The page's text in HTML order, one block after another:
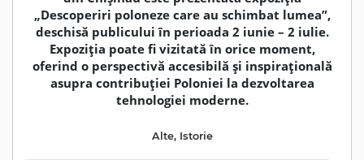
„Descoperiri poloneze care au schimbat lumea”,
deschisă publicului în perioada 2 iunie – 2 iulie.
Expoziția poate fi vizitată în orice moment,
oferind o perspectivă accesibilă și inspirațională
asupra contribuției Poloniei la dezvoltarea
tehnologiei moderne.
Alte, Istorie